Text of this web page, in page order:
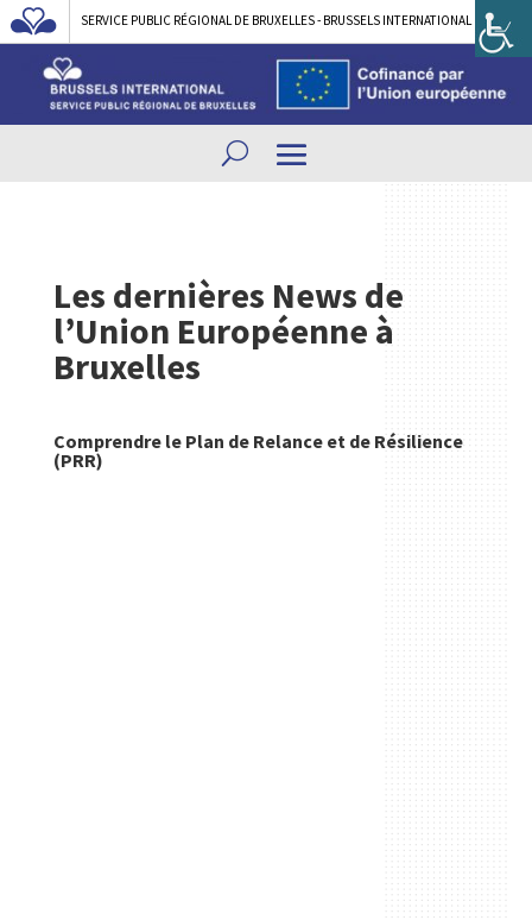
SERVICE PUBLIC RÉGIONAL DE BRUXELLES - BRUSSELS INTERNATIONAL
Les dernières News de
l’Union Européenne à
Bruxelles
Comprendre le Plan de Relance et de Résilience
(PRR)